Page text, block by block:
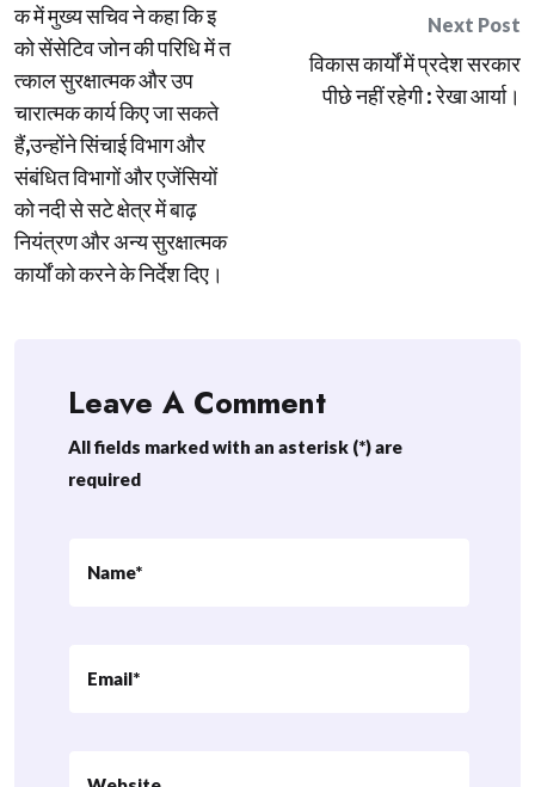
क में मुख्य सचिव ने कहा कि इ
को सेंसेटिव जोन की परिधि में त
त्काल सुरक्षात्मक और उप
चारात्मक कार्य किए जा सकते
हैं,उन्होंने सिंचाई विभाग और
संबंधित विभागों और एजेंसियों
को नदी से सटे क्षेत्र में बाढ़
नियंत्रण और अन्य सुरक्षात्मक
कार्यों को करने के निर्देश दिए।
Next Post
विकास कार्यों में प्रदेश सरकार
पीछे नहीं रहेगी : रेखा आर्या।
Leave A Comment
All fields marked with an asterisk (*) are
required